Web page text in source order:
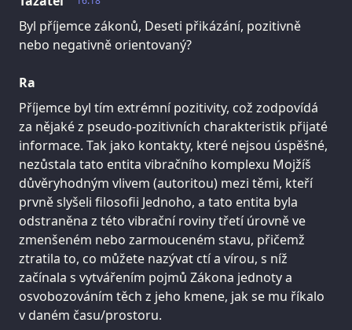
Byl příjemce zákonů, Deseti přikázání, pozitivně
nebo negativně orientovaný?
Ra
Příjemce byl tím extrémní pozitivity, což zodpovídá
za nějaké z pseudo-pozitivních charakteristik přijaté
informace. Tak jako kontakty, které nejsou úspěšné,
nezůstala tato entita vibračního komplexu Mojžíš
důvěryhodným vlivem (autoritou) mezi těmi, kteří
prvně slyšeli filosofii Jednoho, a tato entita byla
odstraněna z této vibrační roviny třetí úrovně ve
zmenšeném nebo zarmouceném stavu, přičemž
ztratila to, co můžete nazývat ctí a vírou, s níž
začínala s vytvářením pojmů Zákona jednoty a
osvobozováním těch z jeho kmene, jak se mu říkalo
v daném času/prostoru.